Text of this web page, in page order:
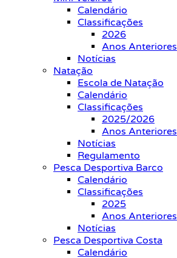
Calendário
Classificações
2026
Anos Anteriores
Notícias
Natação
Escola de Natação
Calendário
Classificações
2025/2026
Anos Anteriores
Notícias
Regulamento
Pesca Desportiva Barco
Calendário
Classificações
2025
Anos Anteriores
Notícias
Pesca Desportiva Costa
Calendário